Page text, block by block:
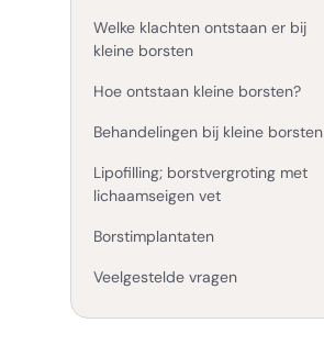
Welke klachten ontstaan er bij
kleine borsten
Hoe ontstaan kleine borsten?
Behandelingen bij kleine borsten
Lipofilling; borstvergroting met
lichaamseigen vet
Borstimplantaten
Veelgestelde vragen